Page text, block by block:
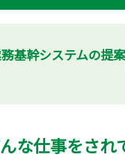
基幹システムの提
な仕事をされ